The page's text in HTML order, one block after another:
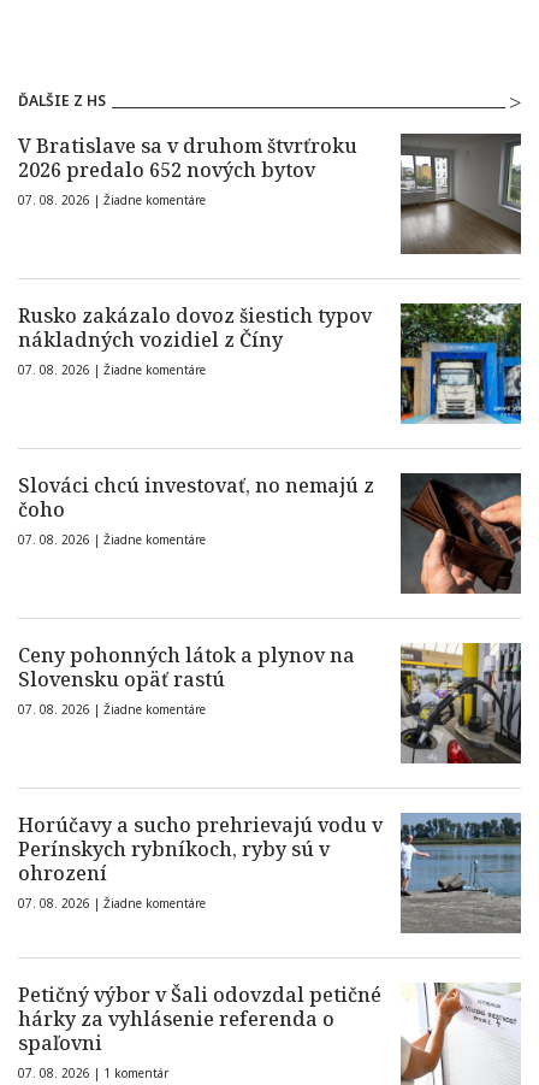
ĎALŠIE Z HS
V Bratislave sa v druhom štvrťroku
2026 predalo 652 nových bytov
07. 08. 2026 | Žiadne komentáre
Rusko zakázalo dovoz šiestich typov
nákladných vozidiel z Číny
07. 08. 2026 | Žiadne komentáre
Slováci chcú investovať, no nemajú z
čoho
07. 08. 2026 | Žiadne komentáre
Ceny pohonných látok a plynov na
Slovensku opäť rastú
07. 08. 2026 | Žiadne komentáre
Horúčavy a sucho prehrievajú vodu v
Perínskych rybníkoch, ryby sú v
ohrození
07. 08. 2026 | Žiadne komentáre
Petičný výbor v Šali odovzdal petičné
hárky za vyhlásenie referenda o
spaľovni
07. 08. 2026 | 1 komentár